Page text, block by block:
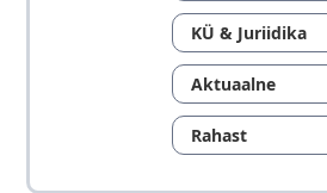
KÜ & Juriidika
Aktuaalne
Rahast